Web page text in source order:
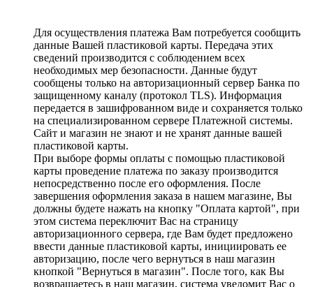
Для осуществления платежа Вам потребуется сообщить
данные Вашей пластиковой карты. Передача этих
сведений производится с соблюдением всех
необходимых мер безопасности. Данные будут
сообщены только на авторизационный сервер Банка по
защищенному каналу (протокол TLS). Информация
передается в зашифрованном виде и сохраняется только
на специализированном сервере Платежной системы.
Сайт и магазин не знают и не хранят данные вашей
пластиковой карты.
При выборе формы оплаты с помощью пластиковой
карты проведение платежа по заказу производится
непосредственно после его оформления. После
завершения оформления заказа в нашем магазине, Вы
должны будете нажать на кнопку "Оплата картой", при
этом система переключит Вас на страницу
авторизационного сервера, где Вам будет предложено
ввести данные пластиковой карты, инициировать ее
авторизацию, после чего вернуться в наш магазин
кнопкой "Вернуться в магазин". После того, как Вы
возвращаетесь в наш магазин, система уведомит Вас о